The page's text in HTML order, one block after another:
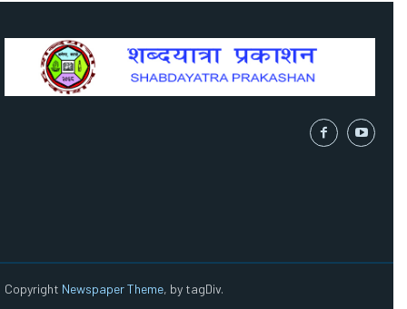
Copyright Newspaper Theme, by tagDiv.